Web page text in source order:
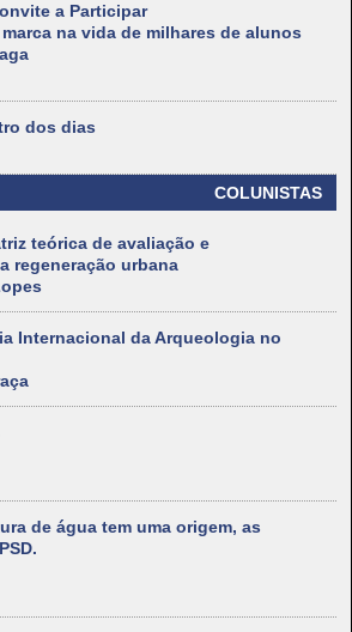
a Participar
na vida de milhares de alunos
dos dias
COLUNISTAS
teórica de avaliação e
regeneração urbana
Internacional da Arqueologia no
de água tem uma origem, as